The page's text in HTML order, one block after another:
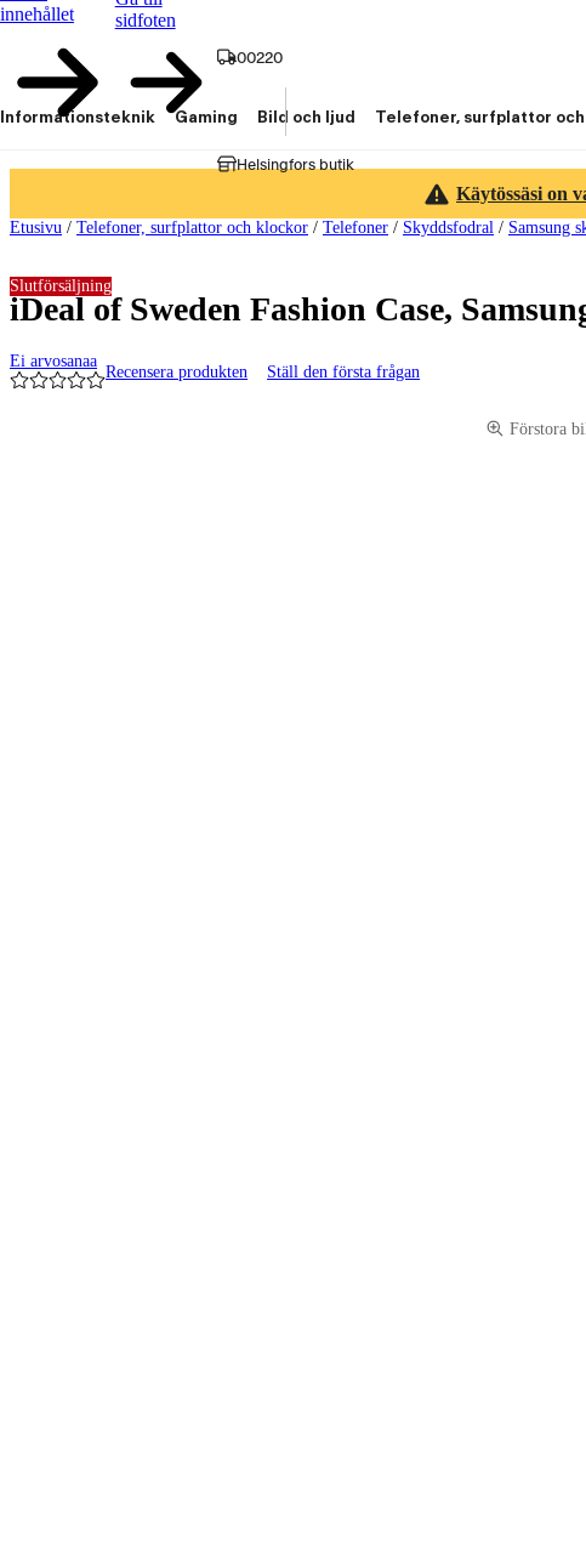
innehållet
sidfoten
00220
Helsingfors butik
Informationsteknik Gaming Bild och ljud Telefoner, surfplattor
Käytössäsi on
Etusivu / Telefoner, surfplattor och klockor / Telefoner / Skyddsfodral / Samsung
iDeal of Sweden Fashion Case,
Ei arvosanaa
Recensera produkten Ställ den första frågan
Slutförsäljning
Förstora